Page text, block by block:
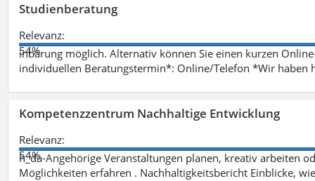
Studienberatung
Relevanz:
54%
inbarung möglich. Alternativ können Sie einen kurzen
individuellen Beratungstermin*: Online/Telefon *Wir haben
Kompetenzzentrum Nachhaltige Entwicklung
Relevanz:
54%
h_da-Angehörige Veranstaltungen planen, kreativ arbeiten
Möglichkeiten erfahren . Nachhaltigkeitsbericht Einblicke,